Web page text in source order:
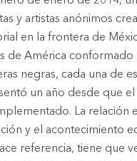
y artistas anónimos
en la frontera de
de América conformado
negras, cada una de
un año desde que el
La relación
y el acontecimiento
referencia, tiene que